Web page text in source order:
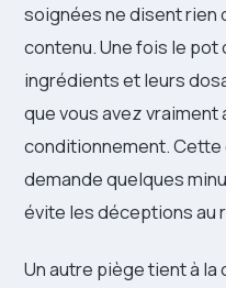
soignées ne disent rien
contenu. Une fois le
ingrédients et leurs
que vous avez vraiment
conditionnement.
demande quelques
évite les déceptions au
Un autre piège tient à